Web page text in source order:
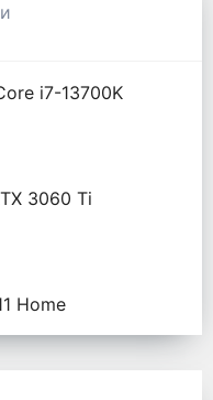
i7-13700K
3060 Ti
Home